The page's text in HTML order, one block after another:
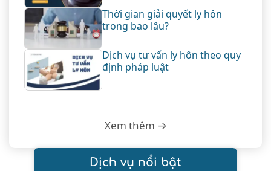
Thời gian giải quyết ly hôn
trong bao lâu?
Dịch vụ tư vấn ly hôn theo quy
định pháp luật
Xem thêm →
Dịch vụ nổi bật